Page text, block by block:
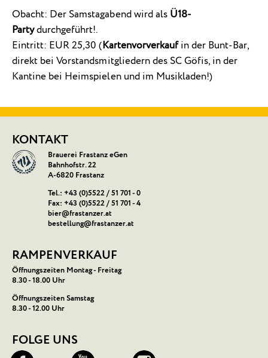
Obacht: Der Samstagabend wird als Ü18-
Partydurchgeführt!.
Eintritt: EUR 25,30 ( Kartenvorverkauf in der Bunt-Bar,
direkt bei Vorstandsmitgliedern des SC Göfis, in der
Kantine bei Heimspielen und im Musikladen!)
KONTAKT
Brauerei Frastanz eGen
Bahnhofstr. 22
A-6820 Frastanz
Tel.: +43 (0)5522 / 51 701 - 0
Fax: +43 (0)5522 / 51 701 - 4
bier@frastanzer.at
bestellung@frastanzer.at
RAMPENVERKAUF
Öffnungszeiten Montag - Freitag
8.30 - 18.00 Uhr
Öffnungszeiten Samstag
8.30 - 12.00 Uhr
FOLGE UNS